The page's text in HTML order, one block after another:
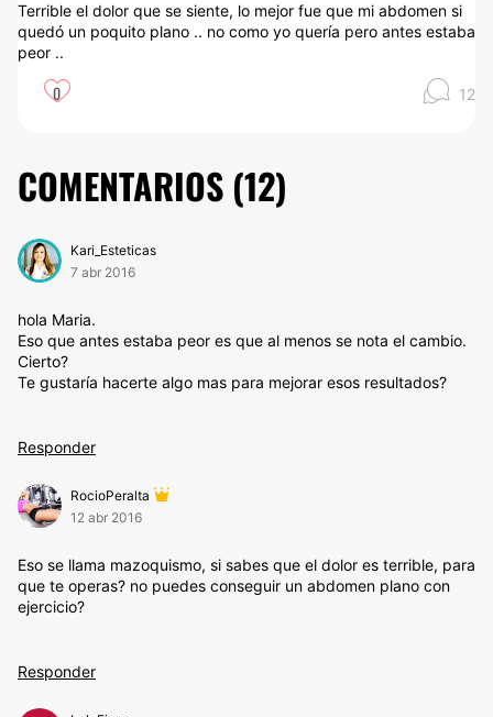
Terrible el dolor que se siente, lo mejor fue que mi abdomen si
quedó un poquito plano .. no como yo quería pero antes estaba
peor ..
0 12
COMENTARIOS (12)
Kari_Esteticas
7 abr 2016
hola Maria.
Eso que antes estaba peor es que al menos se nota el cambio.
Cierto?
Te gustaría hacerte algo mas para mejorar esos resultados?
Responder
RocioPeralta
12 abr 2016
Eso se llama mazoquismo, si sabes que el dolor es terrible, para
que te operas? no puedes conseguir un abdomen plano con
ejercicio?
Responder